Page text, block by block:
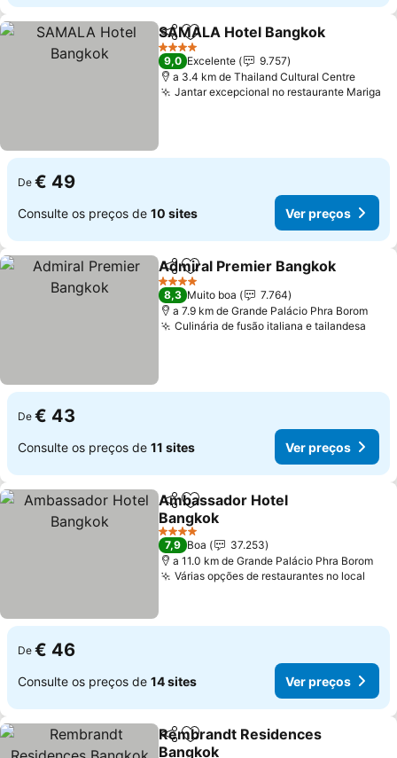
PartilharAdicionar aos favoritos
SAMALA Hotel Bangkok
4 Estrelas
9,0 Excelente
9.757
a 3.4 km de Thailand Cultural Centre
Jantar excepcional no restaurante Mariga
De € 49
Consulte os preços de 10 sites Ver preços
PartilharAdicionar aos favoritos
Admiral Premier Bangkok
4 Estrelas
8,3 Muito boa
7.764
a 7.9 km de Grande Palácio Phra Borom
Culinária de fusão italiana e tailandesa
De € 43
Consulte os preços de 11 sites Ver preços
PartilharAdicionar aos favoritos
Ambassador Hotel
Bangkok
4 Estrelas
7,9 Boa
37.253
a 11.0 km de Grande Palácio Phra Borom
Várias opções de restaurantes no local
De € 46
Consulte os preços de 14 sites Ver preços
PartilharAdicionar aos favoritos
Rembrandt Residences
Bangkok